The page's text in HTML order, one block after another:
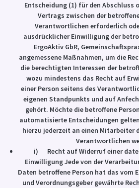
Entscheidung (1) für den Abschluss
Vertrags zwischen der
Verantwortlichen erforderlich
ausdrücklicher Einwilligung der
ErgoAktiv GbR,
angemessene Maßnahmen, um die
die berechtigten Interessen der
wozu mindestens das Recht auf
einer Person seitens des
eigenen Standpunkts und auf
gehört. Möchte die betroffene
automatisierte Entscheidungen
hierzu jederzeit an einen Mitarbeiter
Verantwortlichen
i) Recht auf Widerruf einer
Einwilligung Jede von der
Daten betroffene Person hat das vom
und Verordnungsgeber gewährte